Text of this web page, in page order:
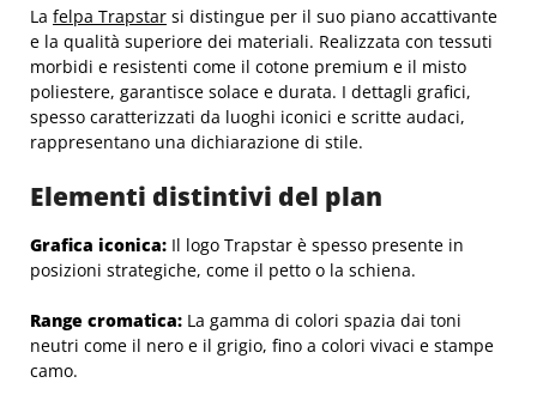
La felpa Trapstar si distingue per il suo piano accattivante
e la qualità superiore dei materiali. Realizzata con tessuti
morbidi e resistenti come il cotone premium e il misto
poliestere, garantisce solace e durata. I dettagli grafici,
spesso caratterizzati da luoghi iconici e scritte audaci,
rappresentano una dichiarazione di stile.
Elementi distintivi del plan
Grafica iconica: Il logo Trapstar è spesso presente in
posizioni strategiche, come il petto o la schiena.
Range cromatica: La gamma di colori spazia dai toni
neutri come il nero e il grigio, fino a colori vivaci e stampe
camo.